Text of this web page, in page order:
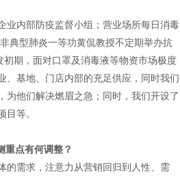
业内部防疫监督小组；营业场所每日消毒
典型肺炎一等功黄侃教授不定期举办抗
期，面对口罩及消毒液等物资市场极度
、基地、门店内部的充足供应，同时我们
为他们解决燃眉之急；同时，我们开设了
等。
重点有何调整？
的需求，注意力从营销回归到人性、需